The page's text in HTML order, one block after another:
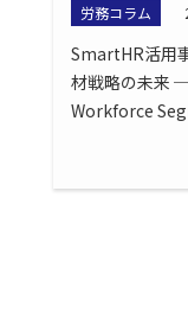
労務コラム
SmartHR活用
材戦略の未来
Workforce